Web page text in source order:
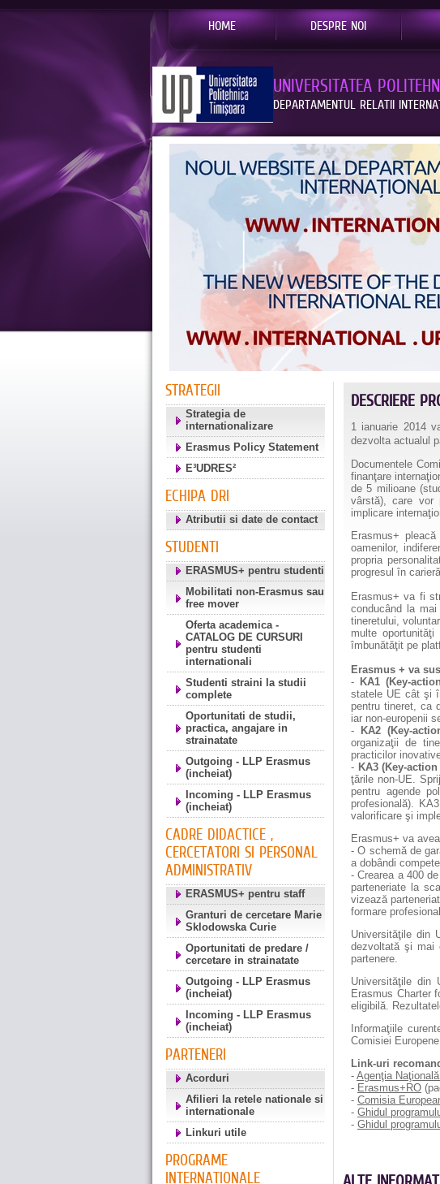
HOME DESPRE NOI
UNIVERSITATEA
DEPARTAMENTUL RELATII
STRATEGII
Strategia de
internationalizare
Erasmus Policy Statement
E³UDRES²
ECHIPA DRI
Atributii si date de contact
STUDENTI
ERASMUS+ pentru studenti
Mobilitati non-Erasmus sau
free mover
Oferta academica -
CATALOG DE CURSURI
pentru studenti
internationali
Studenti straini la studii
complete
Oportunitati de studii,
practica, angajare in
strainatate
Outgoing - LLP Erasmus
(incheiat)
Incoming - LLP Erasmus
(incheiat)
CADRE DIDACTICE ,
CERCETATORI SI PERSONAL
ADMINISTRATIV
ERASMUS+ pentru staff
Granturi de cercetare Marie
Sklodowska Curie
Oportunitati de predare /
cercetare in strainatate
Outgoing - LLP Erasmus
(incheiat)
Incoming - LLP Erasmus
(incheiat)
PARTENERI
Acorduri
Afilieri la retele nationale si
internationale
Linkuri utile
PROGRAME
INTERNATIONALE
DESCRIERE
1 ianuarie 2014
dezvolta actualul
Documentele
finanţare
de 5 milioane
vârstă), care vor
implicare
Erasmus+
oamenilor,
propria
progresul în
Erasmus+ va fi
conducând la
tineretului,
multe
îmbunătăţit pe
Erasmus + va
- KA1 (Key-
statele UE cât şi
pentru tineret, ca
iar non-europenii
-
KA2 (Key-
organizaţii de
practicilor
- KA3 (Key-action
ţările non-UE.
pentru agende
profesională).
valorificare şi
Erasmus+ va
- O schemă de
a dobândi
- Crearea a 400
parteneriate la
vizează
formare
Universităţile din
dezvoltată şi mai
partenere.
Universităţile din
Erasmus Charter
eligibilă.
Informaţiile
Comisiei
Link-uri
- Agenţia
- Erasmus+RO
- Comisia
- Ghidul
- Ghidul